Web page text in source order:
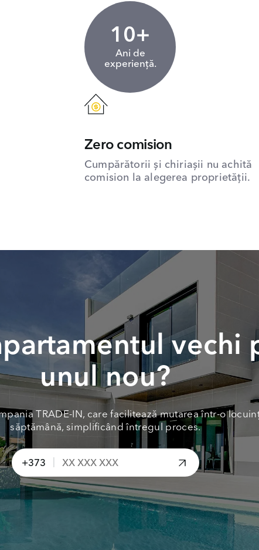
10+
Ani de
experiență.
Zero comision
Cumpărătorii și chiriașii nu achită
comision la alegerea proprietății.
vechi
unul nou?
TRADE-IN, care facilitează mutarea într-o
săptămână, simplificând întregul proces.
+373